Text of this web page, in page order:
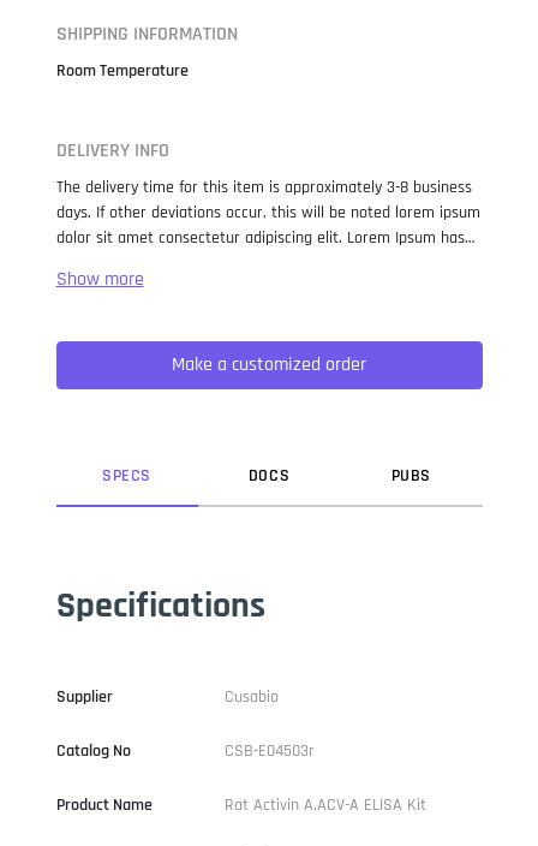
SHIPPING INFORMATION
Room Temperature
DELIVERY INFO
The delivery time for this item is approximately 3-8 business
days. If other deviations occur, this will be noted lorem ipsum
dolor sit amet consectetur adipiscing elit. Lorem Ipsum has
when an unknown printer took a galley of type and
not only five centuries, but also the leap into electronic
typesetting, remaining essentially unchanged. It was
popularised in the 1960s with the release of Letraset sheets
Make a customized order
SPECS DOCS PUBS
Specifications
Supplier Cusabio
Catalog No CSB-E04503r
Product Name Rat Activin A,ACV-A ELISA Kit